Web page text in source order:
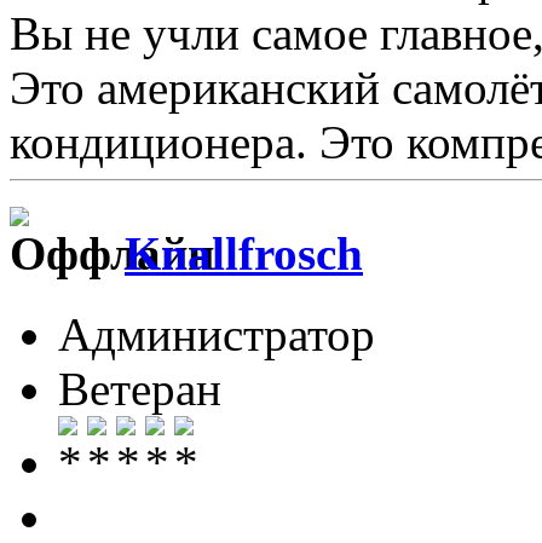
Вы не учли самое
Это американский
кондиционера. Это
Knallfrosch
Администратор
Ветеран